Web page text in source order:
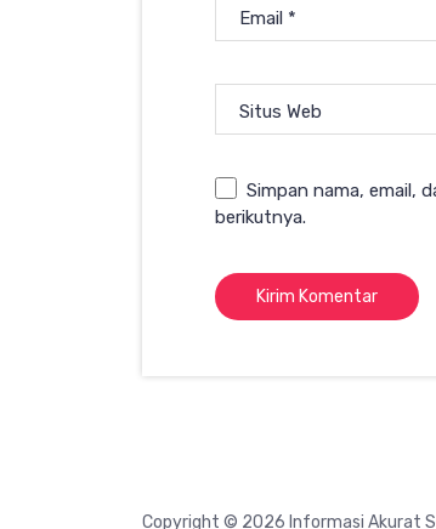
Email *
Situs Web
Simpan nama, email,
berikutnya.
Copyright © 2026 Informasi Akurat